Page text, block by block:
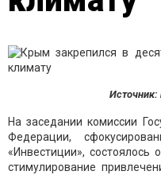
Источник:
На заседании комиссии
Федерации,
«Инвестиции»,
стимулирование